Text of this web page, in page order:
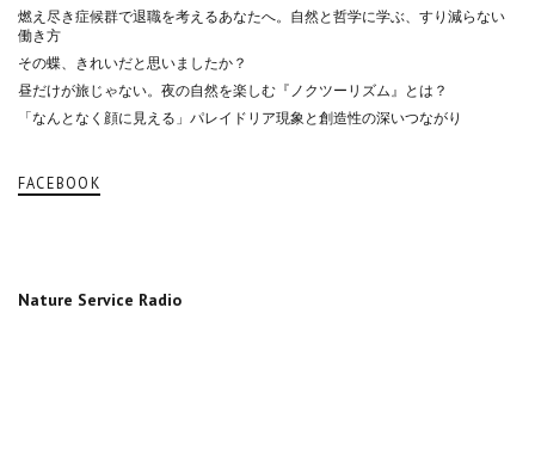
燃え尽き症候群で退職を考えるあなたへ。自然と哲学に学ぶ、すり減らない
働き方
その蝶、きれいだと思いましたか？
昼だけが旅じゃない。夜の自然を楽しむ『ノクツーリズム』とは？
「なんとなく顔に見える」パレイドリア現象と創造性の深いつながり
FACEBOOK
Nature Service Radio